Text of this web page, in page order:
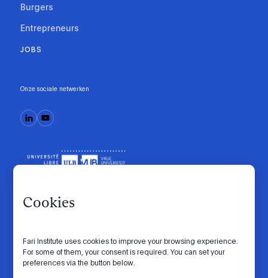
Cookies
Fari Institute uses cookies to improve your browsing experience.
For some of them, your consent is required. You can set your
preferences via the button below.
Burgers
Entrepreneurs
JOBS
Onze sociale netwerken
Gedragscode Manifesto Intranet
Cookie-instellingen Privacybeleid